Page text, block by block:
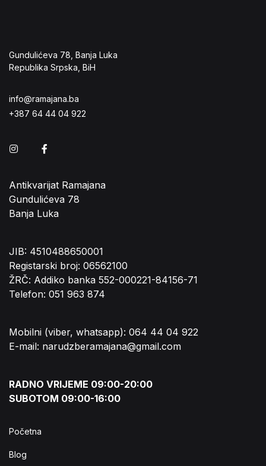
Gundulićeva 78, Banja Luka
Republika Srpska, BiH
info@ramajana.ba
+387 64 44 04 922
Instagram
Antikvarijat Ramajana
Gundulićeva 78
Banja Luka
JIB: 4510488650001
Registarski broj: 06562100
ŽRČ: Addiko banka 552-000221-84156-71
Telefon: 051 963 874
Mobilni (viber, whatsapp): 064 44 04 922
E-mail: narudzberamajana@gmail.com
RADNO VRIJEME 09:00-20:00
SUBOTOM 09:00-16:00
Početna
Blog